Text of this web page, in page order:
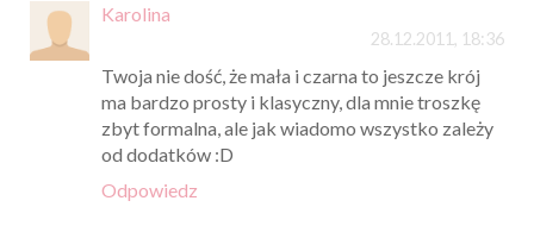
Karolina
28.12.2011, 18:36
Twoja nie dość, że mała i czarna to jeszcze krój
ma bardzo prosty i klasyczny, dla mnie troszkę
zbyt formalna, ale jak wiadomo wszystko zależy
od dodatków :D
Odpowiedz